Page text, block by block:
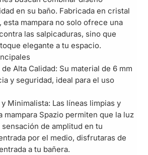
en su baño. Fabricada en cristal
esta mampara no solo ofrece una
las salpicaduras, sino que
elegante a tu espacio.
Alta Calidad: Su material de 6 mm
y seguridad, ideal para el uso
Minimalista: Las líneas limpias y
mampara Spazio permiten que la luz
de amplitud en tu
por el medio, disfrutaras de
a tu bañera.